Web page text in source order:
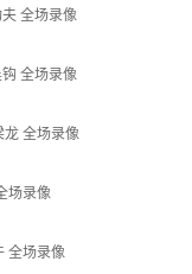
全场录像
全场录像
全场录像
场录像
全场录像